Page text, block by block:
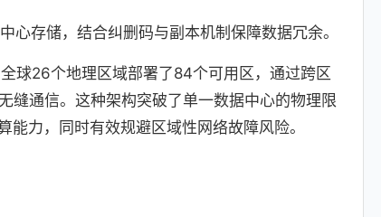
心存储，结合纠删码与副本机制保障数据冗余。
球26个地理区域部署了84个可用区，通过跨区
缝通信。这种架构突破了单一数据中心的物理限
力，同时有效规避区域性网络故障风险。